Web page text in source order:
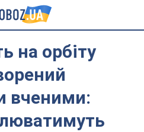
на орбіту
вченими: